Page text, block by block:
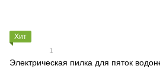
Хит
1
Электрическая пилка для пяток